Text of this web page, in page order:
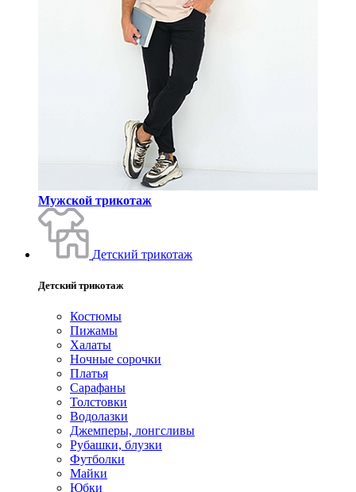
Мужской трикотаж
Детский трикотаж
Детский трикотаж
Костюмы
Пижамы
Халаты
Ночные сорочки
Платья
Сарафаны
Толстовки
Водолазки
Джемперы, лонгсливы
Рубашки, блузки
Футболки
Майки
Юбки